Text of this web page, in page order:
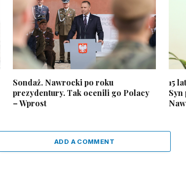
Sondaż. Nawrocki po roku
prezydentury. Tak ocenili go Polacy
– Wprost
15
Syn
ADD A COMMENT